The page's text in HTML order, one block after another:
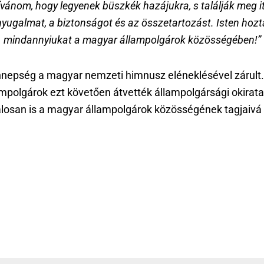
hogy legyenek büszkék hazájukra, s találják meg
a biztonságot és az összetartozást. Isten
mindannyiukat a magyar állampolgárok közösségében!”
a magyar nemzeti himnusz eléneklésével
ezt követően átvették állampolgársági
is a magyar állampolgárok közösségének tagjaivá